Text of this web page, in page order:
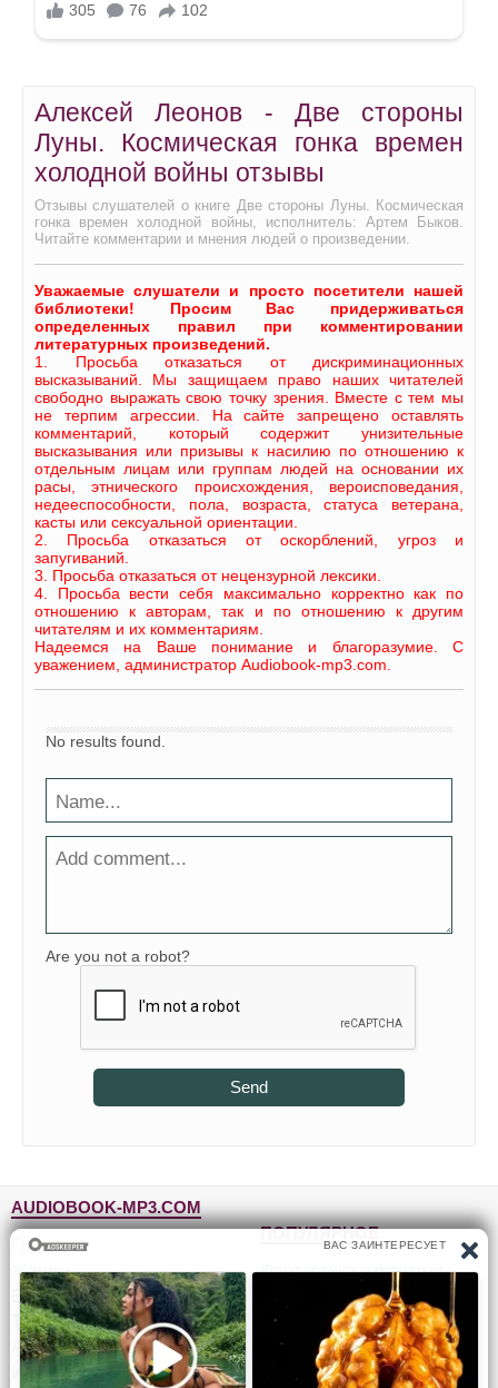
Алексей Леонов - Две стороны
Луны. Космическая гонка времен
холодной войны отзывы
Отзывы слушателей о книге Две стороны Луны. Космическая
гонка времен холодной войны, исполнитель: Артем Быков.
Читайте комментарии и мнения людей о произведении.
Уважаемые слушатели и просто посетители нашей
библиотеки! Просим Вас придерживаться
определенных правил при комментировании
литературных произведений.
1. Просьба отказаться от дискриминационных
высказываний. Мы защищаем право наших читателей
свободно выражать свою точку зрения. Вместе с тем мы
не терпим агрессии. На сайте запрещено оставлять
комментарий, который содержит унизительные
высказывания или призывы к насилию по отношению к
отдельным лицам или группам людей на основании их
расы, этнического происхождения, вероисповедания,
недееспособности, пола, возраста, статуса ветерана,
касты или сексуальной ориентации.
2. Просьба отказаться от оскорблений, угроз и
запугиваний.
3. Просьба отказаться от нецензурной лексики.
4. Просьба вести себя максимально корректно как по
отношению к авторам, так и по отношению к другим
читателям и их комментариям.
Надеемся на Ваше понимание и благоразумие. С
уважением, администратор Audiobook-mp3.com.
No results found.
Are you not a robot?
Send
AUDIOBOOK-MP3.COM
Главная
Жанры
Блог
Топ-100
Авторы
Исполнители
ПОПУЛЯРНОЕ
Фантастика и фэнтези
Детективы, триллеры
Для детей
Роман, проза
Приключения